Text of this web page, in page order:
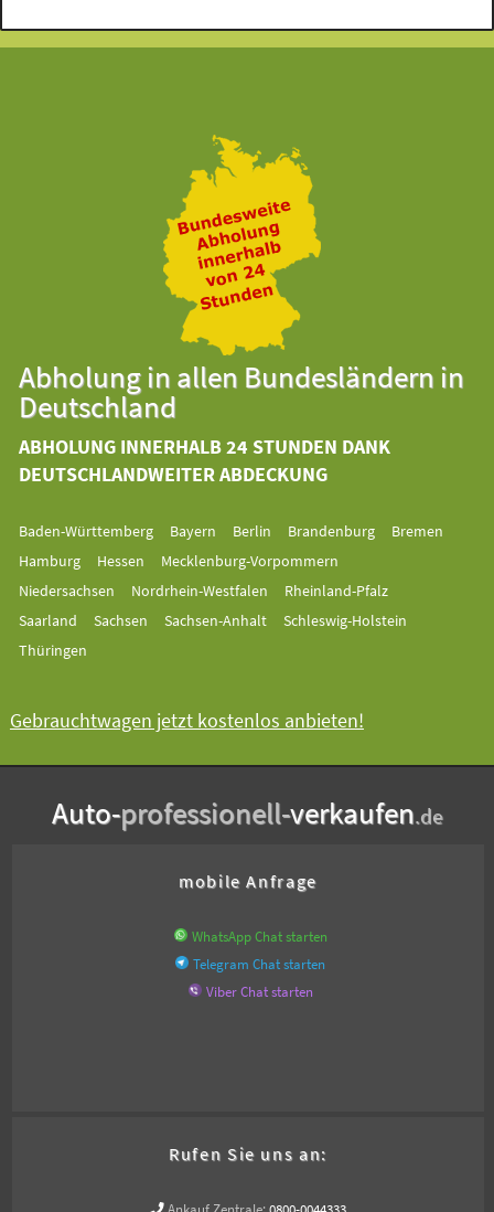
Abholung in allen Bundesländern in
Deutschland
ABHOLUNG INNERHALB 24 STUNDEN DANK
DEUTSCHLANDWEITER ABDECKUNG
Baden-Württemberg Bayern Berlin Brandenburg
Bremen
Hamburg
Hessen
Mecklenburg-Vorpommern
Niedersachsen
Nordrhein-Westfalen
Rheinland-Pfalz
Saarland
Sachsen Sachsen-Anhalt
Schleswig-Holstein
Thüringen
Gebrauchtwagen jetzt kostenlos anbieten!
Auto-professionell-verkaufen.de
mobile Anfrage
WhatsApp Chat starten
Telegram Chat starten
Viber Chat starten
Rufen Sie uns an: